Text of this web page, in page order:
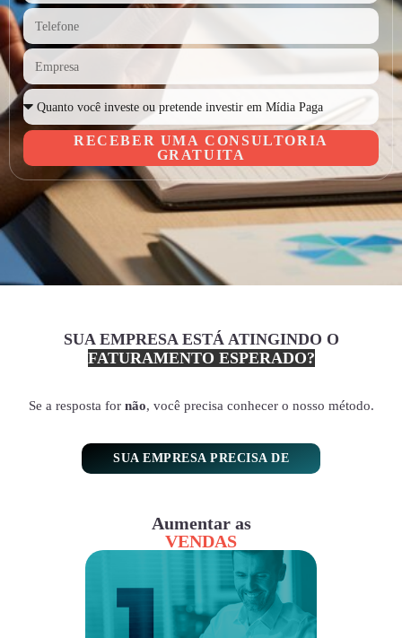
RECEBER UMA CONSULTORIA
GRATUITA
SUA EMPRESA ESTÁ ATINGINDO O
FATURAMENTO ESPERADO?
Se a resposta for não, você precisa conhecer o nosso método.
SUA EMPRESA PRECISA DE
Aumentar as
VENDAS